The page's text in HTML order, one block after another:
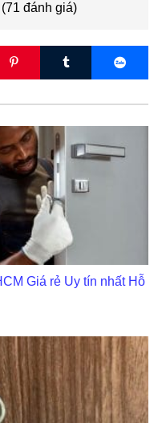
71 đánh giá)
Giá rẻ Uy tín nhất Hỗ